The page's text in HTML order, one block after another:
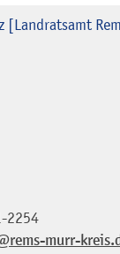
[Landratsamt
2254
murr-